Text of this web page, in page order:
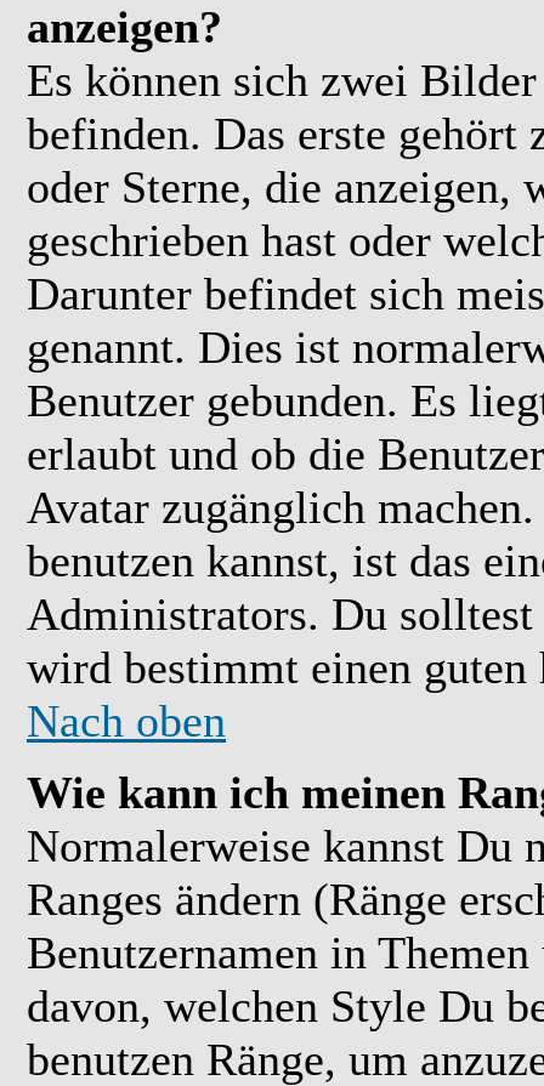
anzeigen?
Es können sich zwei
befinden. Das erste gehört
oder Sterne, die anzeigen,
geschrieben hast oder
Darunter befindet sich
genannt. Dies ist
Benutzer gebunden. Es
erlaubt und ob die
Avatar zugänglich
benutzen kannst, ist das
Administrators. Du
wird bestimmt einen guten
Nach oben
Wie kann ich meinen
Normalerweise kannst Du
Ranges ändern (Ränge
Benutzernamen in
davon, welchen Style Du
benutzen Ränge, um